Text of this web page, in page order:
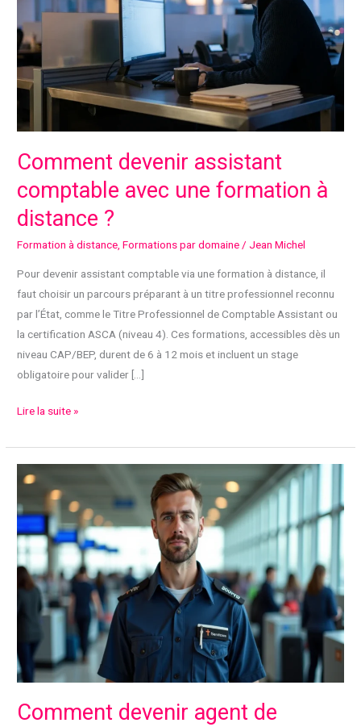
Comment devenir assistant
comptable avec une formation à
distance ?
Formation à distance ,Formations par domaine /Jean Michel
Pour devenir assistant comptable via une formation à distance, il
faut choisir un parcours préparant à un titre professionnel reconnu
par l’État, comme le Titre Professionnel de Comptable Assistant ou
la certification ASCA (niveau 4). Ces formations, accessibles dès un
niveau CAP/BEP, durent de 6 à 12 mois et incluent un stage
obligatoire pour valider […]
Comment
assistant
une
formation
à
distance
?
Lire la suite »
Comment devenir agent de